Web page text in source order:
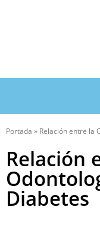
Portada » Relación entre la
Relación
Diabetes